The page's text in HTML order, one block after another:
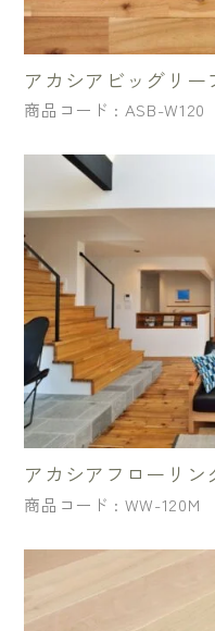
アカシアビッグリ
商品コード : ASB-W120
アカシアフローリン
商品コード : WW-120M